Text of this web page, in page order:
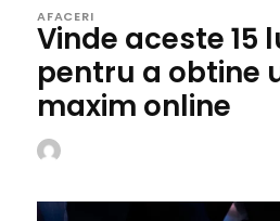
AFACERI
Vinde aceste 15
pentru a obtine
maxim online